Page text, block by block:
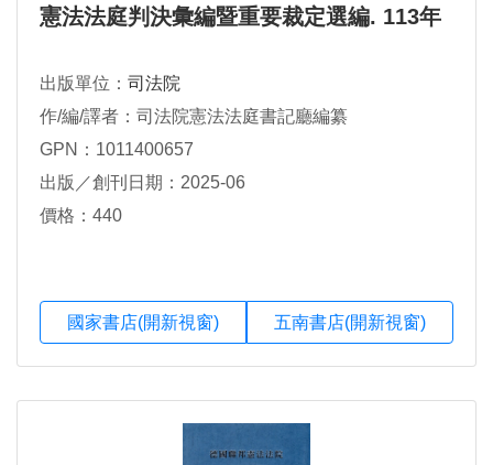
憲法法庭判決彙編暨重要裁定選編. 113年
出版單位： 司法院
作/編/譯者：司法院憲法法庭書記廳編纂
GPN：1011400657
出版／創刊日期：2025-06
價格：440
國家書店(開新視窗) 五南書店(開新視窗)